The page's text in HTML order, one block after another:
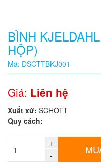
Quy
cách
Giá:
0
đ
sản
phẩm
BÌNH
HỘP)
Mã: DSCTTBKJ001
Giá: Liên hệ
Xuất xứ: SCHOTT
Quy cách:
+
-